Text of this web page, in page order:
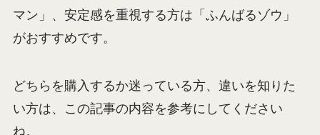
マン」、安定感を重視する方は「ふんばるゾウ」
がおすすめです。
どちらを購入するか迷っている方、違いを知りた
い方は、この記事の内容を参考にしてください
ね。